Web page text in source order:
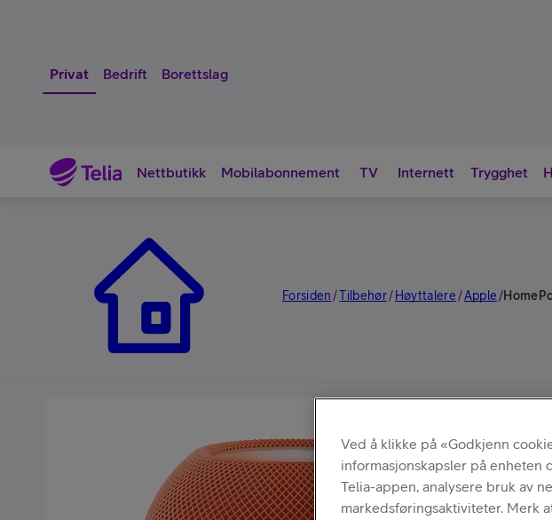
Privat Bedrift Borettslag
Nettbutikk
Nettbutikk
Mobilabonnement TV Internett Trygghet
Forsiden /Tilbehør/Høyttalere /Apple /
Ved å klikke på «Godkjenn
informasjonskapsler på enheten
Telia-appen, analysere bruk av
markedsføringsaktiviteter. Merk